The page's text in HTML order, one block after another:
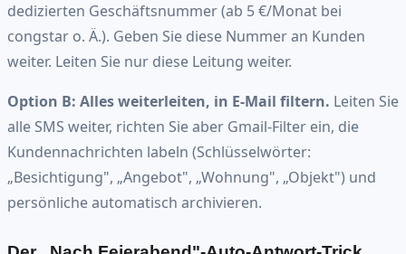
dedizierten Geschäftsnummer (ab 5 €/Monat bei
congstar o. Ä.). Geben Sie diese Nummer an Kunden
weiter. Leiten Sie nur diese Leitung weiter.
Option B: Alles weiterleiten, in E-Mail filtern. Leiten Sie
alle SMS weiter, richten Sie aber Gmail-Filter ein, die
Kundennachrichten labeln (Schlüsselwörter:
„Besichtigung", „Angebot", „Wohnung", „Objekt") und
persönliche automatisch archivieren.